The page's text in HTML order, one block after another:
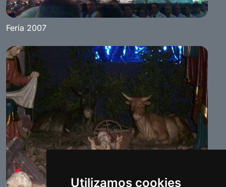
Utilizamos cookies
Feria 2007